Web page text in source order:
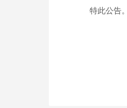
特此公告。